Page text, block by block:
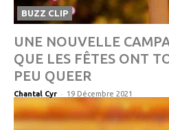
BUZZ CLIP
UNE NOUVELLE
QUE LES FÊTES ONT
PEU QUEER
Chantal Cyr - 19 Décembre 2021